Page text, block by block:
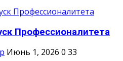
Профессионалитета
Июнь 1, 2026 0 33